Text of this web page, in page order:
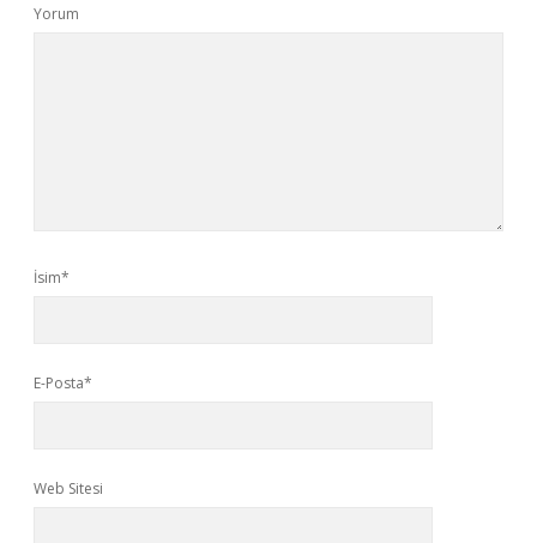
Yorum
İsim*
E-Posta*
Web Sitesi